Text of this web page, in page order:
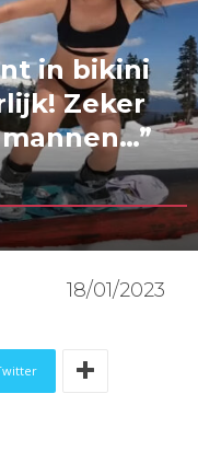
in bikini
Zeker
18/01/2023